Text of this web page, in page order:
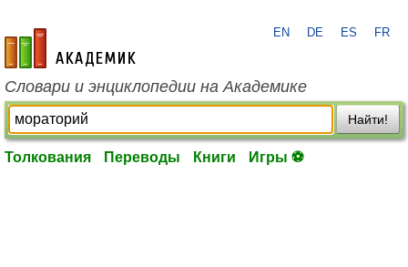
academic.ru
EN DE ES FR
Словари и энциклопедии на Академике
Найти!
Толкования Переводы Книги Игры ⚽